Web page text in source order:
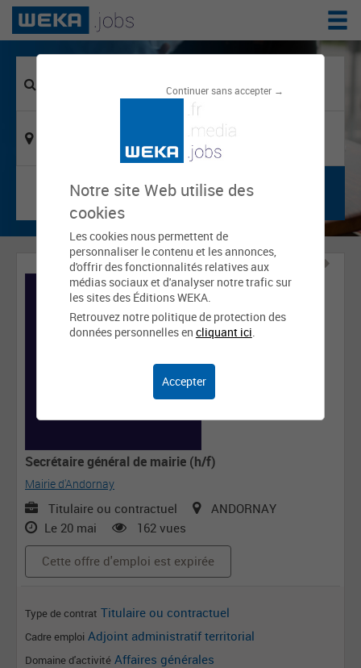
Continuer sans accepter →
Notre site Web utilise des
cookies
Les cookies nous permettent de
personnaliser le contenu et les annonces,
d'offrir des fonctionnalités relatives aux
médias sociaux et d'analyser notre trafic sur
les sites des Éditions WEKA.
Retrouvez notre politique de protection des
données personnelles en cliquant ici.
Accepter
Secrétaire général de mairie (h/f)
Mairie d'Andornay
Titulaire ou contractuel
ANDORNAY
Le 20 mai
162 vues
Cette offre d'emploi est expirée
Type de contrat Titulaire ou contractuel
Cadre emploi Adjoint administratif territorial
Domaine d'activité Affaires générales